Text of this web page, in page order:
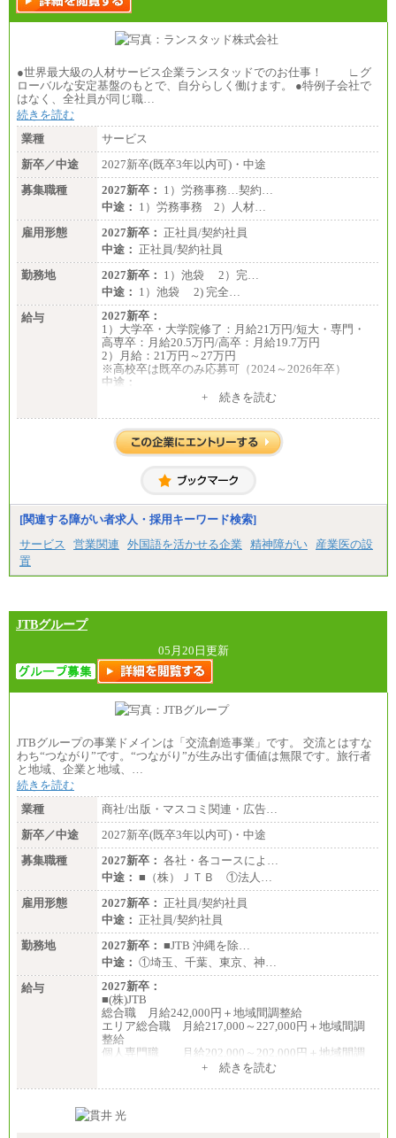
●世界最大級の人材サービス企業ランスタッドでのお仕事！ ∟グ
ローバルな安定基盤のもとで、自分らしく働けます。 ●特例子会社で
はなく、全社員が同じ職…
続きを読む
業種
サービス
新卒／中途
2027新卒(既卒3年以内可)・中途
募集職種
2027新卒： 1）労務事務…契約…
中途： 1）労務事務 2）人材…
雇用形態
2027新卒： 正社員/契約社員
中途： 正社員/契約社員
勤務地
2027新卒： 1）池袋 2）完…
中途： 1）池袋 2) 完全…
給与
2027新卒：
1）大学卒・大学院修了：月給21万円/短大・専門・
高専卒：月給20.5万円/高卒：月給19.7万円
2）月給：21万円～27万円
※高校卒は既卒のみ応募可（2024～2026年卒）
中途：
1）月給：21万円～25万円+ 続きを読む
[関連する障がい者求人・採用キーワード検索]
サービス
営業関連 外国語を活かせる企業 精神障がい
産業医の設
置
JTBグループ
05月20日更新
JTBグループの事業ドメインは「交流創造事業」です。 交流とはすな
わち“つながり”です。“つながり”が生み出す価値は無限です。旅行者
と地域、企業と地域、…
続きを読む
業種
商社/出版・マスコミ関連・広告…
新卒／中途
2027新卒(既卒3年以内可)・中途
募集職種
2027新卒： 各社・各コースによ…
中途： ■（株）ＪＴＢ ①法人…
雇用形態
2027新卒： 正社員/契約社員
中途： 正社員/契約社員
勤務地
2027新卒： ■JTB 沖縄を除…
中途： ①埼玉、千葉、東京、神…
給与
2027新卒：
■(株)JTB
総合職 月給242,000円＋地域間調整給
エリア総合職 月給217,000～227,000円＋地域間調
整給
個人専門職 月給202,000～202,000円＋地域間調
総合職 月給208,000～235,000円
+ 続きを読む